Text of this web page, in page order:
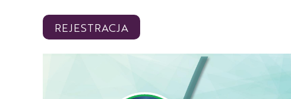
REJESTRACJA